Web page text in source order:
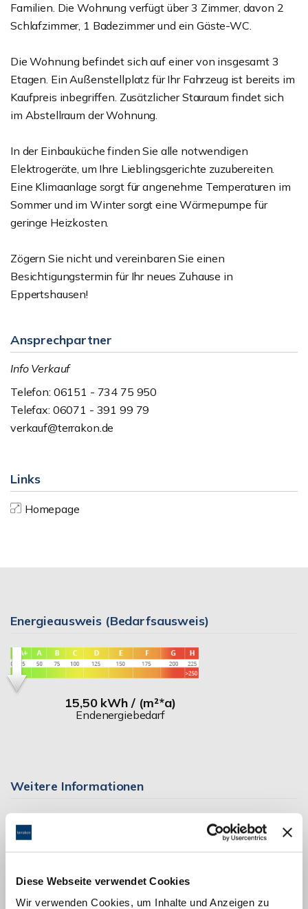
Diese Webseite verwendet Cookies
Wir verwenden Cookies, um Inhalte und Anzeigen zu
Familien. Die Wohnung verfügt über 3 Zimmer, davon 2
Schlafzimmer, 1 Badezimmer und ein Gäste-WC.
Die Wohnung befindet sich auf einer von insgesamt 3
Etagen. Ein Außenstellplatz für Ihr Fahrzeug ist bereits im
Kaufpreis inbegriffen. Zusätzlicher Stauraum findet sich
im Abstellraum der Wohnung.
In der Einbauküche finden Sie alle notwendigen
Elektrogeräte, um Ihre Lieblingsgerichte zuzubereiten.
Eine Klimaanlage sorgt für angenehme Temperaturen im
Sommer und im Winter sorgt eine Wärmepumpe für
geringe Heizkosten.
Zögern Sie nicht und vereinbaren Sie einen
Besichtigungstermin für Ihr neues Zuhause in
Eppertshausen!
Ansprechpartner
Info Verkauf
Telefon: 06151 - 734 75 950
Telefax: 06071 - 391 99 79
verkauf@terrakon.de
Links
Homepage
Energieausweis (Bedarfsausweis)
15,50 kWh / (m²*a)
Endenergiebedarf
Weitere Informationen
Wesentlicher Energieträger
Strom